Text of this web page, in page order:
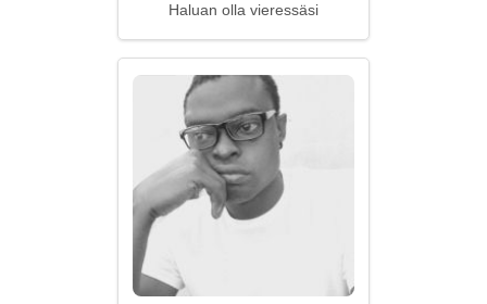
Haluan olla vieressäsi